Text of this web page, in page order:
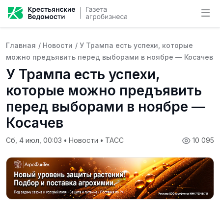
Главная / Новости / У Трампа есть успехи, которые
можно предъявить перед выборами в ноябре — Косачев
У Трампа есть успехи,
которые можно предъявить
перед выборами в ноябре —
Косачев
10 095
Сб, 4 июл, 00:03 • Новости • ТАСС